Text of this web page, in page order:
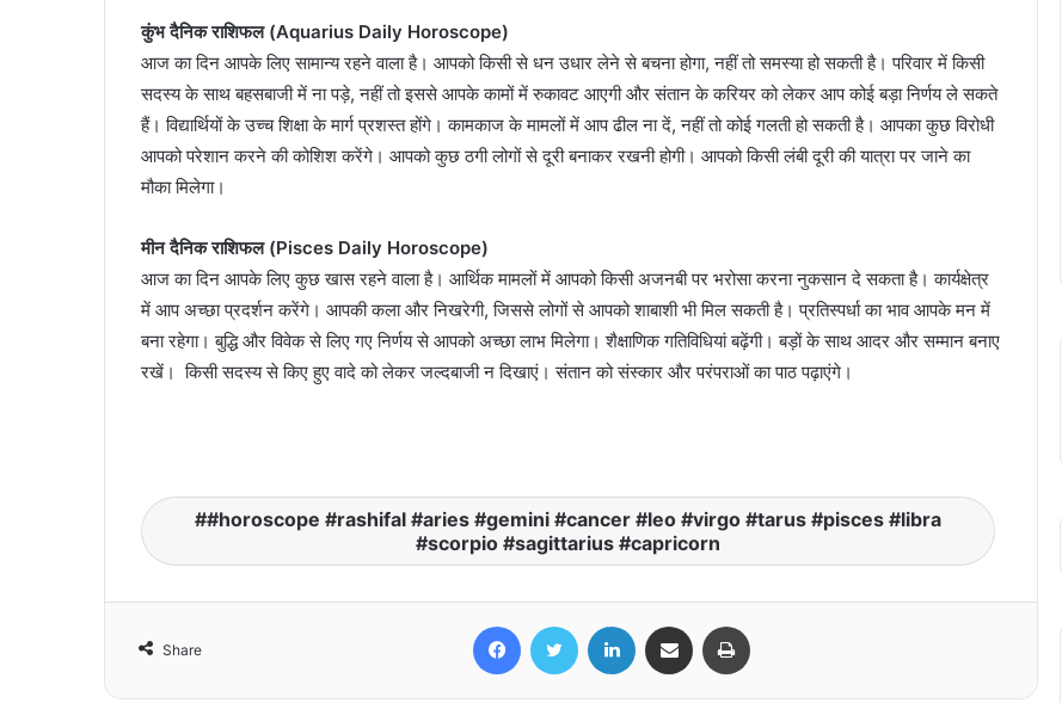
कुंभ दैनिक राशिफल (Aquarius Daily Horoscope)
आज का दिन आपके लिए सामान्य रहने वाला है। आपको किसी से धन उधार लेने से बचना होगा, नहीं तो समस्या हो सकती है। परिवार में किसी
सदस्य के साथ बहसबाजी में ना पड़े, नहीं तो इससे आपके कामों में रुकावट आएगी और संतान के करियर को लेकर आप कोई बड़ा निर्णय ले सकते
हैं। विद्यार्थियों के उच्च शिक्षा के मार्ग प्रशस्त होंगे। कामकाज के मामलों में आप ढील ना दें, नहीं तो कोई गलती हो सकती है। आपका कुछ विरोधी
आपको परेशान करने की कोशिश करेंगे। आपको कुछ ठगी लोगों से दूरी बनाकर रखनी होगी। आपको किसी लंबी दूरी की यात्रा पर जाने का
मौका मिलेगा।
मीन दैनिक राशिफल (Pisces Daily Horoscope)
आज का दिन आपके लिए कुछ खास रहने वाला है। आर्थिक मामलों में आपको किसी अजनबी पर भरोसा करना नुकसान दे सकता है। कार्यक्षेत्र
में आप अच्छा प्रदर्शन करेंगे। आपकी कला और निखरेगी, जिससे लोगों से आपको शाबाशी भी मिल सकती है। प्रतिस्पर्धा का भाव आपके मन में
बना रहेगा। बुद्धि और विवेक से लिए गए निर्णय से आपको अच्छा लाभ मिलेगा। शैक्षाणिक गतिविधियां बढ़ेंगी। बड़ों के साथ आदर और सम्मान बनाए
रखें। किसी सदस्य से किए हुए वादे को लेकर जल्दबाजी न दिखाएं। संतान को संस्कार और परंपराओं का पाठ पढ़ाएंगे।
#horoscope #rashifal #aries #gemini #cancer #leo #virgo #tarus #pisces #libra
#scorpio #sagittarius #capricorn
Share
FacebookTwitter LinkedIn Share via Email
क्रिकेटर रिंकू सिंह से माँगी गई ₹10 करोड़ की
Elvish Yadav & Jannat Zubair: एल्विश
यादव और जन्नत जुबैर ने कर ली सगाई?सोशल
मीडिया पर वायरल फोटोज
Hina Khan Photos: रंग-बिरंगा लहंगा पहन
परम सुंदरी बनीं टीवी की मशहूर एक्ट्रेस हिना खान